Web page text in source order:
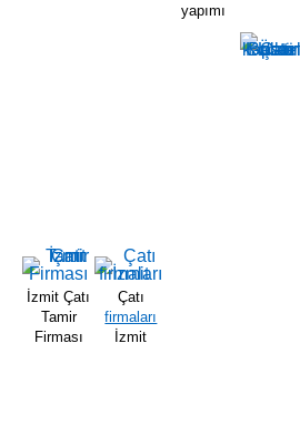
yapımı
İzmit Çatı
Tamir
Firması
Çatı
firmaları
İzmit